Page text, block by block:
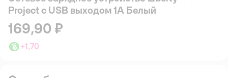
Project с USB выходом 1А Белый
169,90 ₽
+1,70